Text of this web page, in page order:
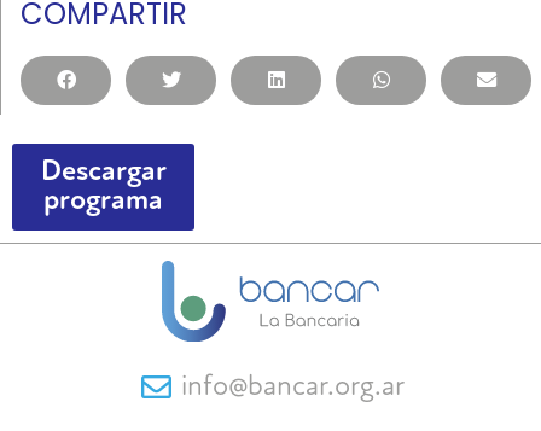
COMPARTIR
Descargar
programa
info@bancar.org.ar